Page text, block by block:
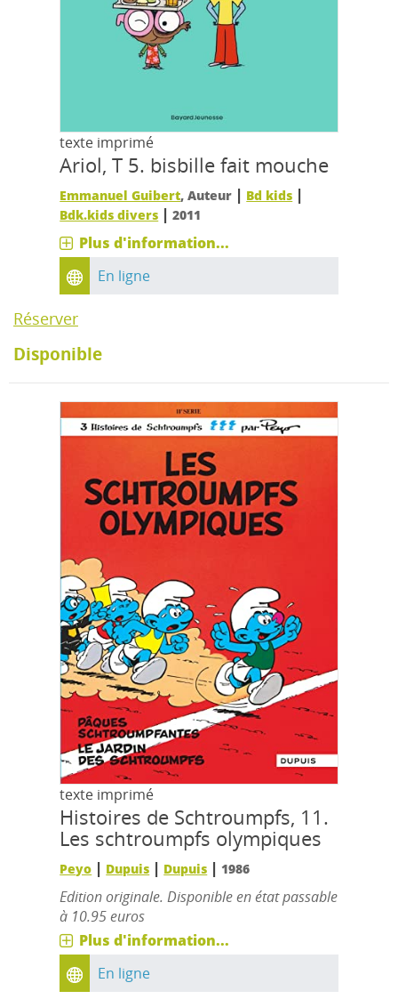
texte imprimé
Ariol, T 5. bisbille fait mouche
Emmanuel Guibert, Auteur | Bd kids |
Bdk.kids divers |2011
Plus d'information...
En ligne
Réserver
Disponible
texte imprimé
Histoires de Schtroumpfs, 11.
Les schtroumpfs olympiques
Peyo | Dupuis | Dupuis | 1986
Edition originale. Disponible en état passable
à 10.95 euros
Plus d'information...
En ligne